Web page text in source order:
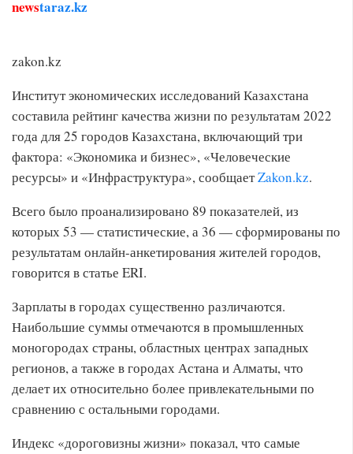
newstaraz.kz
zakon.kz
Институт экономических исследований Казахстана
составила рейтинг качества жизни по результатам 2022
года для 25 городов Казахстана, включающий три
фактора: «Экономика и бизнес», «Человеческие
ресурсы» и «Инфраструктура», сообщаетZakon.kz.
Всего было проанализировано 89 показателей, из
которых 53 — статистические, а 36 — сформированы по
результатам онлайн-анкетирования жителей городов,
говорится в статье ERI.
Зарплаты в городах существенно различаются.
Наибольшие суммы отмечаются в промышленных
моногородах страны, областных центрах западных
регионов, а также в городах Астана и Алматы, что
делает их относительно более привлекательными по
сравнению с остальными городами.
Индекс «дороговизны жизни» показал, что самые